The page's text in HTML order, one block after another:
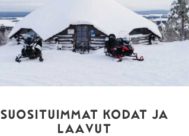
SUOSITUIMMAT KODAT JA
LAAVUT